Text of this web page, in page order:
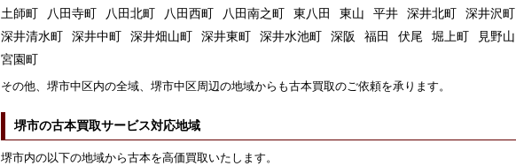
土師町
八田寺町 八田北町 八田西町 八田南之町 東八田 東山 平井 深井北町
深井沢町
深井清水町
深井中町 深井畑山町 深井東町 深井水池町 深阪 福田 伏尾 堀上町
見野山
宮園町
その他、堺市中区内の全域、堺市中区周辺の地域からも古本買取のご依頼を承ります。
堺市の古本買取サービス対応地域
堺市内の以下の地域から古本を高価買取いたします。